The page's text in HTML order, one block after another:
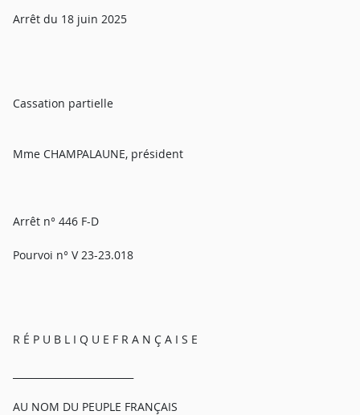
Arrêt du 18 juin 2025
Cassation partielle
Mme CHAMPALAUNE, président
Arrêt n° 446 F-D
Pourvoi n° V 23-23.018
R É P U B L I Q U E F R A N Ç A I S E
AU NOM DU PEUPLE FRANÇAIS